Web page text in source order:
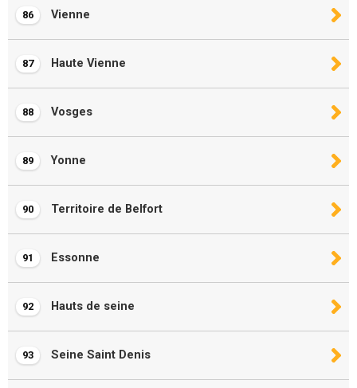
86 Vienne
87 Haute Vienne
88 Vosges
89 Yonne
90 Territoire de Belfort
91 Essonne
92 Hauts de seine
93 Seine Saint Denis